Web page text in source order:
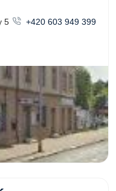
5
+420 603 949 399